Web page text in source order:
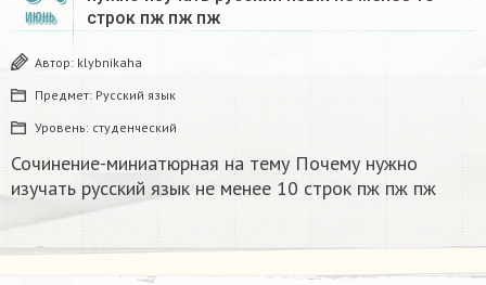
ИЮНЬ
строк пж пж пж
Автор: klybnikaha
Предмет: Русский язык
Уровень: студенческий
Сочинение-миниатюрная на тему Почему нужно
изучать русский язык не менее 10 строк пж пж пж